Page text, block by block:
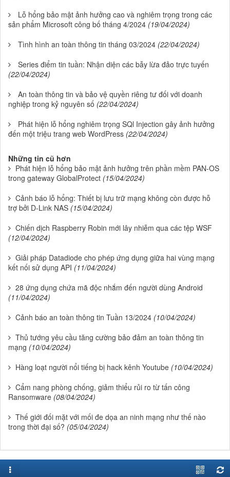
Lỗ hổng bảo mật ảnh hưởng cao và nghiêm trọng trong các
sản phẩm Microsoft công bố tháng 4/2024 (19/04/2024)
Tình hình an toàn thông tin tháng 03/2024 (22/04/2024)
Series điểm tin tuần: Nhận diện các bẫy lừa đảo trực tuyến
(22/04/2024)
An toàn thông tin và bảo vệ quyền riêng tư đối với doanh
nghiệp trong kỷ nguyên số (22/04/2024)
Phát hiện lỗ hổng nghiêm trọng SQl Injection gây ảnh hưởng
đến một triệu trang web WordPress (22/04/2024)
Những tin cũ hơn
Phát hiện lỗ hổng bảo mật ảnh hưởng trên phần mềm PAN-OS
trong gateway GlobalProtect (15/04/2024)
Cảnh báo lỗ hổng: Thiết bị lưu trữ mạng không còn được hỗ
trợ bởi D-Link NAS (15/04/2024)
Chiến dịch Raspberry Robin mới lây nhiễm qua các tệp WSF
(12/04/2024)
Giải pháp Datadiode cho phép ứng dụng giữa hai vùng mạng
kết nối sử dụng API (11/04/2024)
28 ứng dụng chứa mã độc nhắm đến người dùng Android
(11/04/2024)
Cảnh báo an toàn thông tin Tuần 13/2024 (10/04/2024)
Thủ tướng yêu cầu tăng cường bảo đảm an toàn thông tin
mạng (10/04/2024)
Hàng loạt người nổi tiếng bị hack kênh Youtube (10/04/2024)
Cẩm nang phòng chống, giảm thiểu rủi ro từ tấn công
Ransomware (08/04/2024)
Thế giới đối mặt với mối đe dọa an ninh mạng như thế nào
trong thời đại số? (05/04/2024)